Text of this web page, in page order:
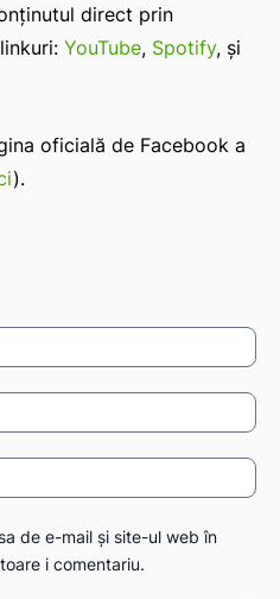
direct prin
YouTube, Spotify, și
oficială de Facebook a
).
de e-mail și site-ul web în
i comentariu.